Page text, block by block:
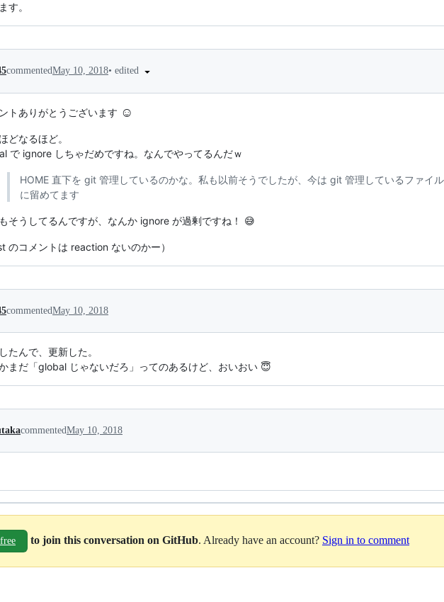
す。
commentedMay 10, 2018• edited
トありがとうございます ☺️
どなるほど。
で ignore しちゃだめですね。なんでやってるんだｗ
HOME 直下を git 管理しているのかな。私も以前そうでしたが、今は git 管理しているファイ
に留めてます
そうしてるんですが、なんか ignore が過剰ですね！ 😅
のコメントは reaction ないのかー）
commentedMay 10, 2018
たんで、更新した。
まだ「global じゃないだろ」ってのあるけど、おいおい 😇
commentedMay 10, 2018
to join this conversation on GitHub . Already have an account? Sign in to comment